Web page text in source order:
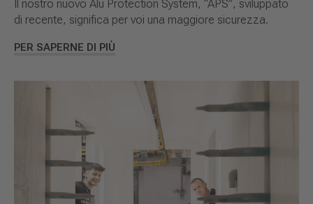
Il nostro nuovo Alu Protection System, “APS”, sviluppato
di recente, significa per voi una maggiore sicurezza.
PER SAPERNE DI PIÙ